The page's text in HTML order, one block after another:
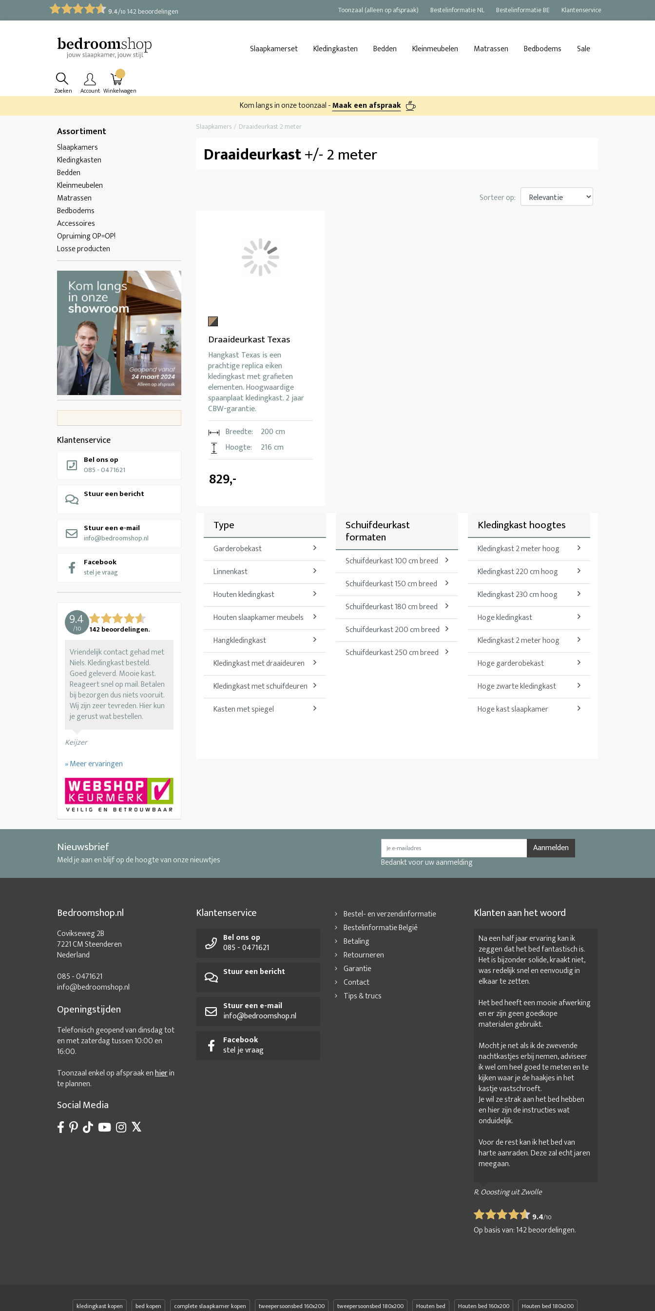
9.4/10 142 beoordelingen Toonzaal (alleen op afspraak) Bestelinformatie NL Bestelinformatie BE Klantenservice
Slaapkamerset Kledingkasten Bedden Kleinmeubelen Matrassen Bedbodems Sale
Zoeken Account Winkelwagen
Kom langs in onze toonzaal -Maak een afspraak
Assortiment
Slaapkamers
Kledingkasten
Bedden
Kleinmeubelen
Matrassen
Bedbodems
Accessoires
Opruiming OP=OP!
Losse producten
Klantenservice
Bel ons op
085 - 0471621
Stuur een bericht
Stuur een e-mail
info@bedroomshop.nl
Facebook
stel je vraag
9.4
/10 142 beoordelingen.
Vriendelijk contact gehad met
Niels. Kledingkast besteld.
Goed geleverd. Mooie kast.
Reageert snel op mail. Betalen
bij bezorgen dus niets vooruit.
Wij zijn zeer tevreden. Hier kun
je gerust wat bestellen.
Keijzer
» Meer ervaringen
Slaapkamers Draaideurkast 2 meter
Draaideurkast+/- 2 meter
Sorteer op:
Draaideurkast Texas
Hangkast Texas is een
prachtige replica eiken
kledingkast met grafieten
elementen. Hoogwaardige
spaanplaat kledingkast. 2 jaar
CBW-garantie.
Breedte:
200 cm
Hoogte:
216 cm
829,-
Type
Garderobekast
Linnenkast
Houten kledingkast
Houten slaapkamer meubels
Hangkledingkast
Kledingkast met draaideuren
Kledingkast met schuifdeuren
Kasten met spiegel
Schuifdeurkast
formaten
Schuifdeurkast 100 cm breed
Schuifdeurkast 150 cm breed
Schuifdeurkast 180 cm breed
Schuifdeurkast 200 cm breed
Schuifdeurkast 250 cm breed
Kledingkast hoogtes
Kledingkast 2 meter hoog
Kledingkast 220 cm hoog
Kledingkast 230 cm hoog
Hoge kledingkast
Kledingkast 2 meter hoog
Hoge garderobekast
Hoge zwarte kledingkast
Hoge kast slaapkamer
Nieuwsbrief
Meld je aan en blijf op de hoogte van onze nieuwtjes
Aanmelden
Bedankt voor uw aanmelding
Bedroomshop.nl
Covikseweg 2B
7221 CM Steenderen
Nederland
085 - 0471621
info@bedroomshop.nl
Openingstijden
Telefonisch geopend van dinsdag tot
en met zaterdag tussen 10:00 en
16:00.
Toonzaal enkel op afspraak enhierin
te plannen.
Social Media
Klantenservice
Bel ons op
085 - 0471621
Stuur een bericht
Stuur een e-mail
info@bedroomshop.nl
Facebook
stel je vraag
Bestel- en verzendinformatie
Bestelinformatie België
Betaling
Retourneren
Garantie
Contact
Tips & trucs
Klanten aan het woord
Na een half jaar ervaring kan ik
zeggen dat het bed fantastisch is.
Het is bijzonder solide, kraakt niet,
was redelijk snel en eenvoudig in
elkaar te zetten.
Het bed heeft een mooie afwerking
en er zijn geen goedkope
materialen gebruikt.
Mocht je net als ik de zwevende
nachtkastjes erbij nemen, adviseer
ik wel om heel goed te meten en te
kijken waar je de haakjes in het
kastje vastschroeft.
Je wil ze strak aan het bed hebben
en hier zijn de instructies wat
onduidelijk.
Voor de rest kan ik het bed van
harte aanraden. Deze zal echt jaren
meegaan.
R. Ooosting uit Zwolle
9.4/10
Op basis van:142beoordelingen.
kledingkast kopen bed kopen complete slaapkamer kopen tweepersoonsbed 160x200 tweepersoonsbed 180x200 Houten bed Houten bed 160x200 Houten bed 180x200